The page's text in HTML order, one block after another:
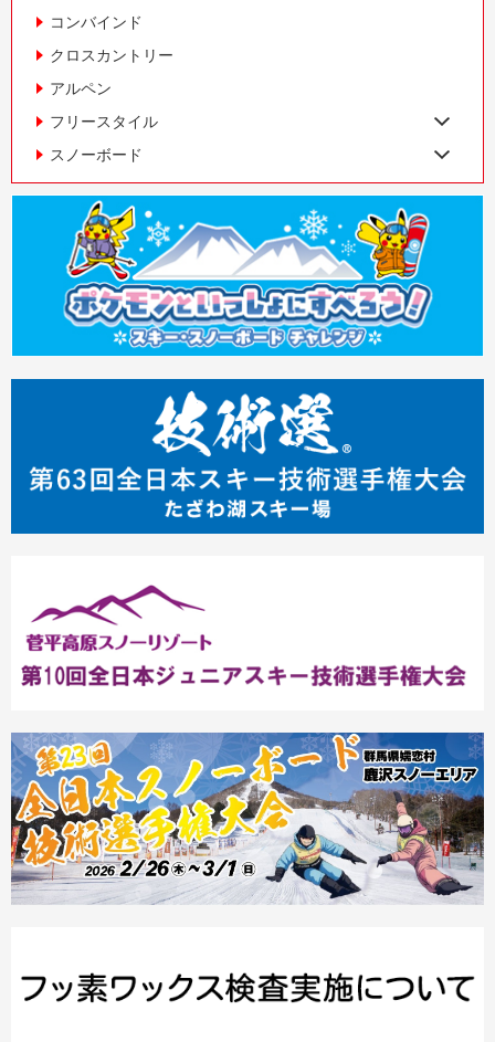
コンバインド
クロスカントリー
アルペン
フリースタイル
スノーボード